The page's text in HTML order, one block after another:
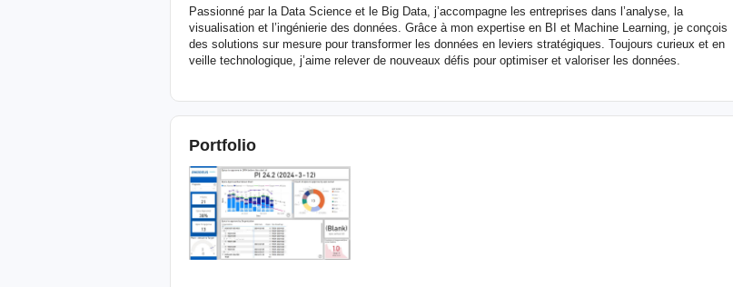
Passionné par la Data Science et le Big Data, j’accompagne les entreprises dans l’analyse, la
visualisation et l’ingénierie des données. Grâce à mon expertise en BI et Machine Learning, je conçois
des solutions sur mesure pour transformer les données en leviers stratégiques. Toujours curieux et en
veille technologique, j’aime relever de nouveaux défis pour optimiser et valoriser les données.
Portfolio